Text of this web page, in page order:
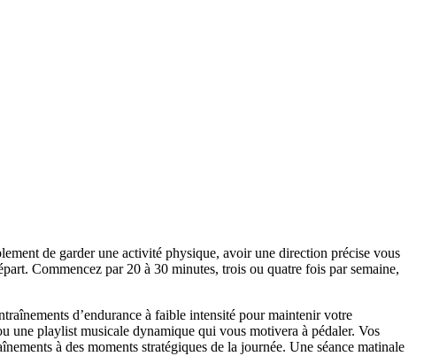
de garder une activité physique, avoir une direction précise vous
Commencez par 20 à 30 minutes, trois ou quatre fois par semaine,
d’endurance à faible intensité pour maintenir votre
une playlist musicale dynamique qui vous motivera à pédaler. Vos
à des moments stratégiques de la journée. Une séance matinale